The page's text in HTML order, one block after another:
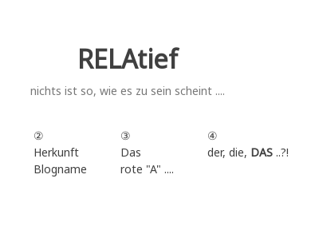
RELAtief
nichts ist so, wie es zu sein scheint ....
②
Herkunft
Blogname
③
Das
rote "A" ....
④
der, die, DAS..?!